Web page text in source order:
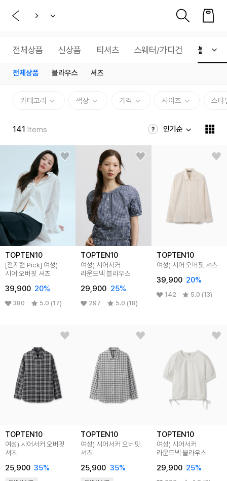
전체상품 신상품 티셔츠 스웨터/가디건 블라우
전체상품 블라우스 셔츠
카테고리 색상 가격 사이즈 스타
141 Items 인기순
TOPTEN10
[전지현 Pick] 여성)
시어 오버핏 셔츠
39,900 20%
380 5.0 (17)
TOPTEN10
여성) 시어서커
라운드넥 블라우스
29,900 25%
297 5.0 (18)
TOPTEN10
여성) 시어 오버핏 셔츠
39,900 20%
142 5.0 (13)
TOPTEN10
여성) 시어서커 오버핏
셔츠
25,900 35%
TOPTEN10
여성) 시어서커 오버핏
셔츠
25,900 35%
TOPTEN10
여성) 시어서커
라운드넥 블라우스
29,900 25%